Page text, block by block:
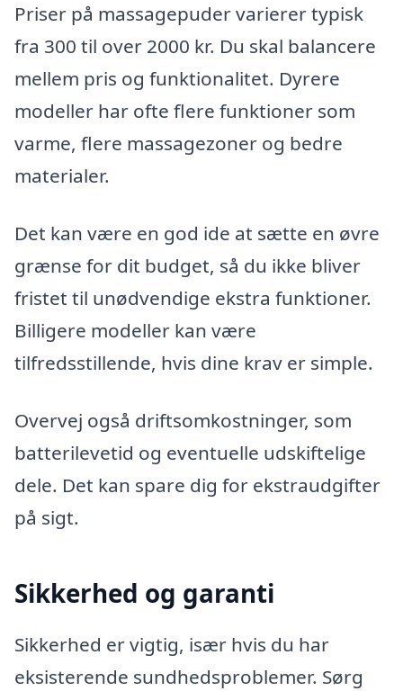
Priser på massagepuder varierer typisk
fra 300 til over 2000 kr. Du skal balancere
mellem pris og funktionalitet. Dyrere
modeller har ofte flere funktioner som
varme, flere massagezoner og bedre
materialer.
Det kan være en god ide at sætte en øvre
grænse for dit budget, så du ikke bliver
fristet til unødvendige ekstra funktioner.
Billigere modeller kan være
tilfredsstillende, hvis dine krav er simple.
Overvej også driftsomkostninger, som
batterilevetid og eventuelle udskiftelige
dele. Det kan spare dig for ekstraudgifter
på sigt.
Sikkerhed og garanti
Sikkerhed er vigtig, især hvis du har
eksisterende sundhedsproblemer. Sørg